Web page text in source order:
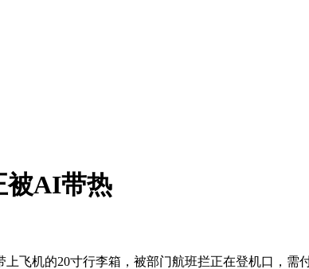
被AI带热
机的20寸行李箱，被部门航班拦正在登机口，需